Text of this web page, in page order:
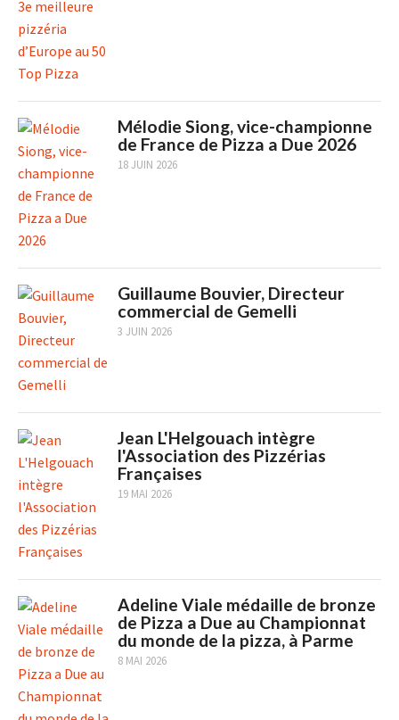
Mélodie Siong, vice-championne
de France de Pizza a Due 2026
18 JUIN 2026
Guillaume Bouvier, Directeur
commercial de Gemelli
3 JUIN 2026
Jean L'Helgouach intègre
l'Association des Pizzérias
Françaises
19 MAI 2026
Adeline Viale médaille de bronze
de Pizza a Due au Championnat
du monde de la pizza, à Parme
8 MAI 2026